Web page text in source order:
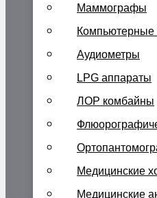
Маммографы
Аудиометры
LPG аппараты
ЛОР комбайны
Медицинские
Медицинские